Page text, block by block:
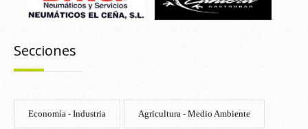
Secciones
Economía - Industria Agricultura - Medio Ambiente